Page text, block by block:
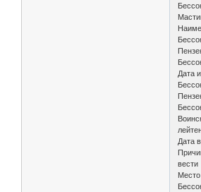
Дата
Дата
вести